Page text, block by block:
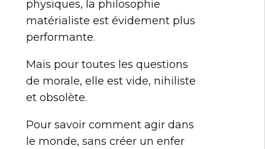
physiques, la philosophie
matérialiste est évidement plus
performante.
Mais pour toutes les questions
de morale, elle est vide, nihiliste
et obsolète.
Pour savoir comment agir dans
le monde, sans créer un enfer